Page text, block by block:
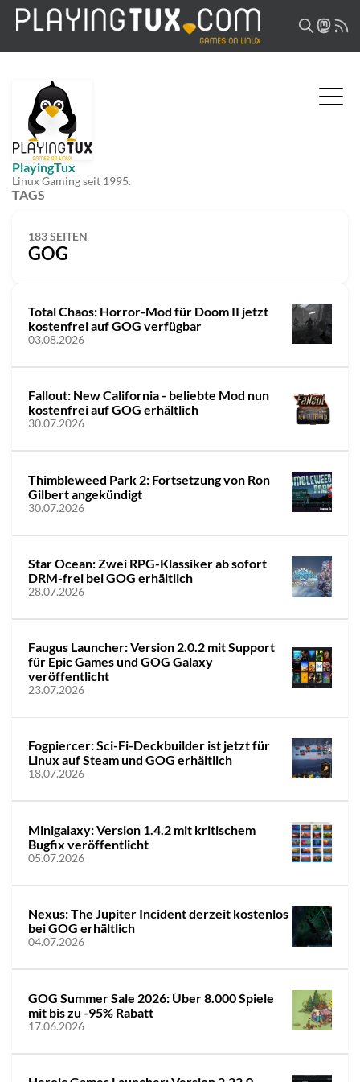
PlayingTux
Linux Gaming seit 1995.
TAGS
183 SEITEN
GOG
Total Chaos: Horror-Mod für Doom II jetzt
kostenfrei auf GOG verfügbar
03.08.2026
Fallout: New California - beliebte Mod nun
kostenfrei auf GOG erhältlich
30.07.2026
Thimbleweed Park 2: Fortsetzung von Ron
Gilbert angekündigt
30.07.2026
Star Ocean: Zwei RPG-Klassiker ab sofort
DRM-frei bei GOG erhältlich
28.07.2026
Faugus Launcher: Version 2.0.2 mit Support
für Epic Games und GOG Galaxy
veröffentlicht
23.07.2026
Fogpiercer: Sci-Fi-Deckbuilder ist jetzt für
Linux auf Steam und GOG erhältlich
18.07.2026
Minigalaxy: Version 1.4.2 mit kritischem
Bugfix veröffentlicht
05.07.2026
Nexus: The Jupiter Incident derzeit kostenlos
bei GOG erhältlich
04.07.2026
GOG Summer Sale 2026: Über 8.000 Spiele
mit bis zu -95% Rabatt
17.06.2026